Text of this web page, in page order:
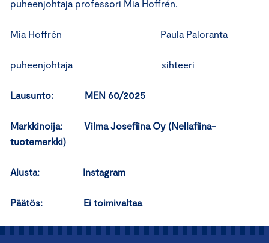
puheenjohtaja professori Mia Hoffrén.
Mia Hoffrén Paula Paloranta
puheenjohtaja sihteeri
Lausunto: MEN 60/2025
Markkinoija: Vilma Josefiina Oy (Nellafiina-
tuotemerkki)
Alusta: Instagram
Päätös: Ei toimivaltaa